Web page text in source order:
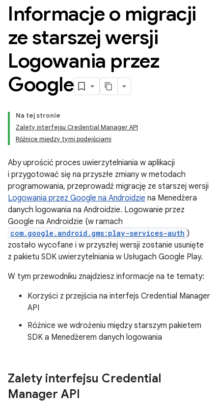
Informacje o migracji
ze starszej wersji
Logowania przez
Google
Na tej stronie
Zalety interfejsu Credential Manager API
Różnice między tymi podejściami
Aby uprościć proces uwierzytelniania w aplikacji
i przygotować się na przyszłe zmiany w metodach
programowania, przeprowadź migrację ze starszej wersji
Logowania przez Google na Androidzie na Menedżera
danych logowania na Androidzie. Logowanie przez
Google na Androidzie (w ramach
com.google.android.gms:play-services-auth )
zostało wycofane i w przyszłej wersji zostanie usunięte
z pakietu SDK uwierzytelniania w Usługach Google Play.
W tym przewodniku znajdziesz informacje na te tematy:
Korzyści z przejścia na interfejs Credential Manager
API
Różnice we wdrożeniu między starszym pakietem
SDK a Menedżerem danych logowania
Zalety interfejsu Credential
Manager API